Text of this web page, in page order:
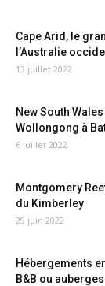
Cape Arid, le
l’Australie
13 juillet 2022
New South
Wollongong à
6 juillet 2022
Montgomery
du Kimberley
29 juin 2022
Hébergements
B&B ou auberges